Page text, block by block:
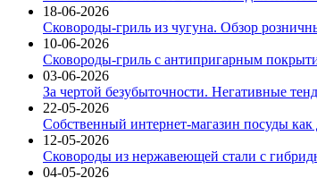
18-06-2026
Сковороды-гриль из чугуна. Обзор
10-06-2026
Сковороды-гриль с антипригарным
03-06-2026
За чертой безубыточности. Негативные
22-05-2026
Собственный интернет-магазин посуды
12-05-2026
Сковороды из нержавеющей стали с
04-05-2026